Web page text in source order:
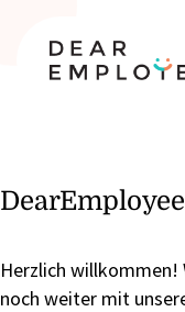
Herzlich willkommen!
noch weiter mit